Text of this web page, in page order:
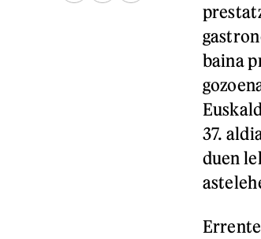
baina
37.
duen